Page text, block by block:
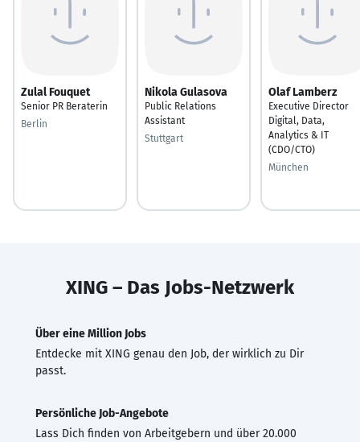
Zulal Fouquet
Senior PR Beraterin
Berlin
Nikola Gulasova
Public Relations
Assistant
Stuttgart
Olaf Lamberz
Executive Director
Digital, Data,
Analytics & IT
(CDO/CTO)
München
XING – Das Jobs-Netzwerk
Über eine Million Jobs
Entdecke mit XING genau den Job, der wirklich zu Dir
passt.
Persönliche Job-Angebote
Lass Dich finden von Arbeitgebern und über 20.000